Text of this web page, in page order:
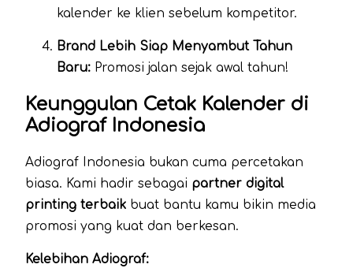
kalender ke klien sebelum kompetitor.
Brand Lebih Siap Menyambut Tahun
Baru:Promosi jalan sejak awal tahun!
Keunggulan Cetak Kalender di
Adiograf Indonesia
Adiograf Indonesia bukan cuma percetakan
biasa. Kami hadir sebagai partner digital
printing terbaikbuat bantu kamu bikin media
promosi yang kuat dan berkesan.
Kelebihan Adiograf: